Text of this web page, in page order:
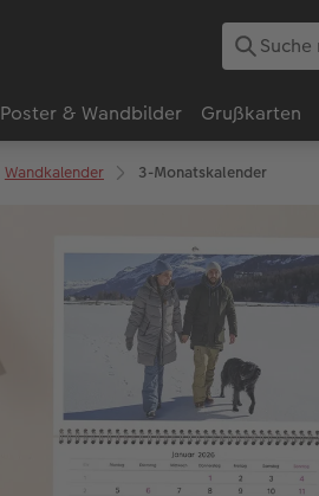
Poster & Wandbilder Grußkarten
Wandkalender 3-Monatskalender